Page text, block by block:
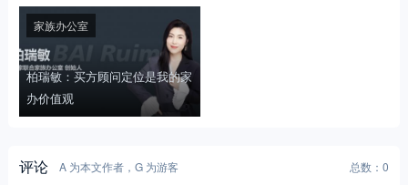
柏瑞敏：买方顾问定位是我的家
办价值观
家族办公室
评论 A 为本文作者，G 为游客 总数：0